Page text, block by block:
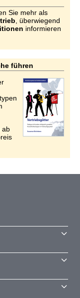
Sie mehr als
, überwiegend
informieren
führen
ab